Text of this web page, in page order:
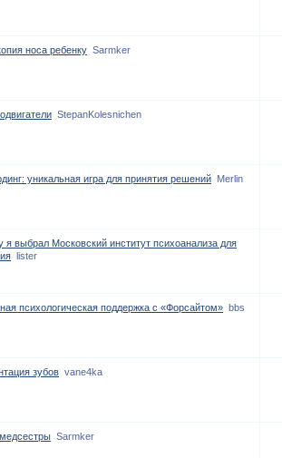
носа ребенку Sarmker
StepanKolesnichen
уникальная игра для принятия решений Merlin
я выбрал Московский институт психоанализа для
lister
психологическая поддержка с «Форсайтом» bbs
зубов vane4ka
Sarmker